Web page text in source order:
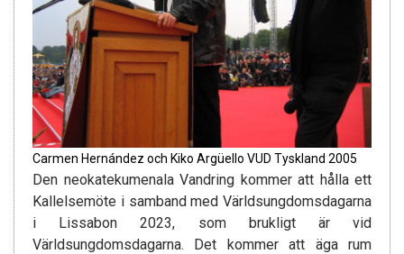
Carmen Hernández och Kiko Argüello VUD Tyskland 2005
Den neokatekumenala Vandring kommer att hålla ett
Kallelsemöte i samband med Världsungdomsdagarna
i Lissabon 2023, som brukligt är vid
Världsungdomsdagarna. Det kommer att äga rum